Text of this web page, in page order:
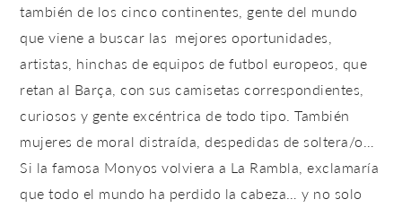
también de los cinco continentes, gente del mundo
que viene a buscar las mejores oportunidades,
artistas, hinchas de equipos de futbol europeos, que
retan al Barça, con sus camisetas correspondientes,
curiosos y gente excéntrica de todo tipo. También
mujeres de moral distraída, despedidas de soltera/o…
Si la famosa Monyos volviera a La Rambla, exclamaría
que todo el mundo ha perdido la cabeza… y no solo